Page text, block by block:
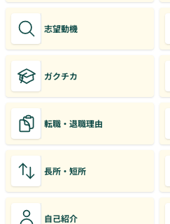
志望動機
ガクチカ
転職・退職理由
長所・短所
自己紹介